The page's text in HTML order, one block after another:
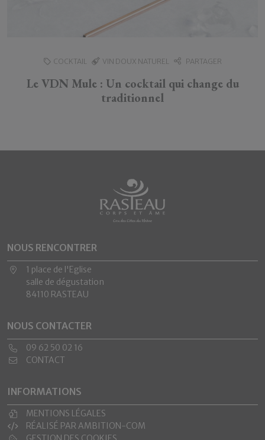
PLAT VIN ROUGE PARTAGER
Gua Bao canard laqué et légumes grillés
NOUS RENCONTRER
1 place de l'Eglise
salle de dégustation
84110 RASTEAU
NOUS CONTACTER
09 62 50 02 16
CONTACT
INFORMATIONS
MENTIONS LÉGALES
RÉALISÉ PAR AMBITION-COM